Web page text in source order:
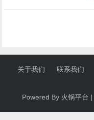
关于我们 联系我们
Powered By 火锅平台 |